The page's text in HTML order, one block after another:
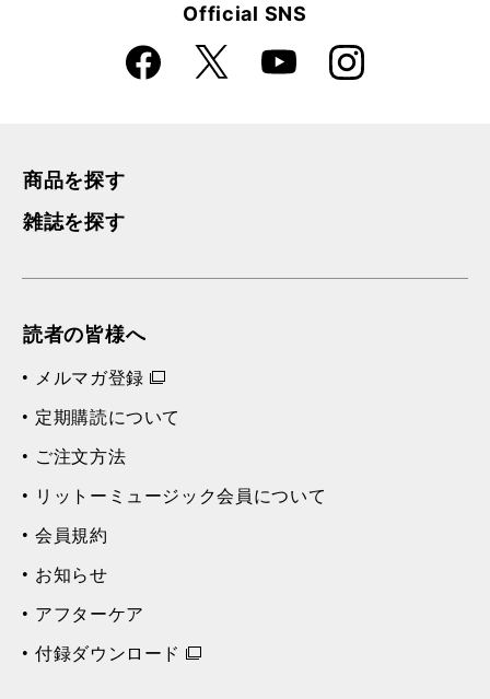
Official SNS
Faceboo
k
X YouTube Instagra
m
商品を探す
雑誌を探す
読者の皆様へ
メルマガ登録
定期購読について
ご注文方法
リットーミュージック会員について
会員規約
お知らせ
アフターケア
付録ダウンロード